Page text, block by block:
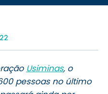
Usiminas, o
pessoas no último